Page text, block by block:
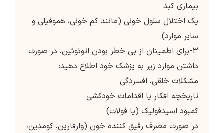
بیماری کبد
یک اختلال سلول خونی (مانند کم خونی، هموفیلی و
سایر موارد)
3-برای اطمینان از بی خطر بودن اتوتوئین، در صورت
داشتن موارد زیر به پزشک خود اطلاع دهید:
مشکلات خلقی، افسردگی
تاریخچه افکار یا اقدامات خودکشی
کمبود اسیدفولیک (یا فولات)
در صورت مصرف رقیق کننده خون (وارفارین، کومدین،